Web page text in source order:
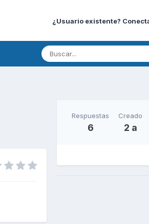
¿Usuario existente?
Respuestas
6
Creado
2 a